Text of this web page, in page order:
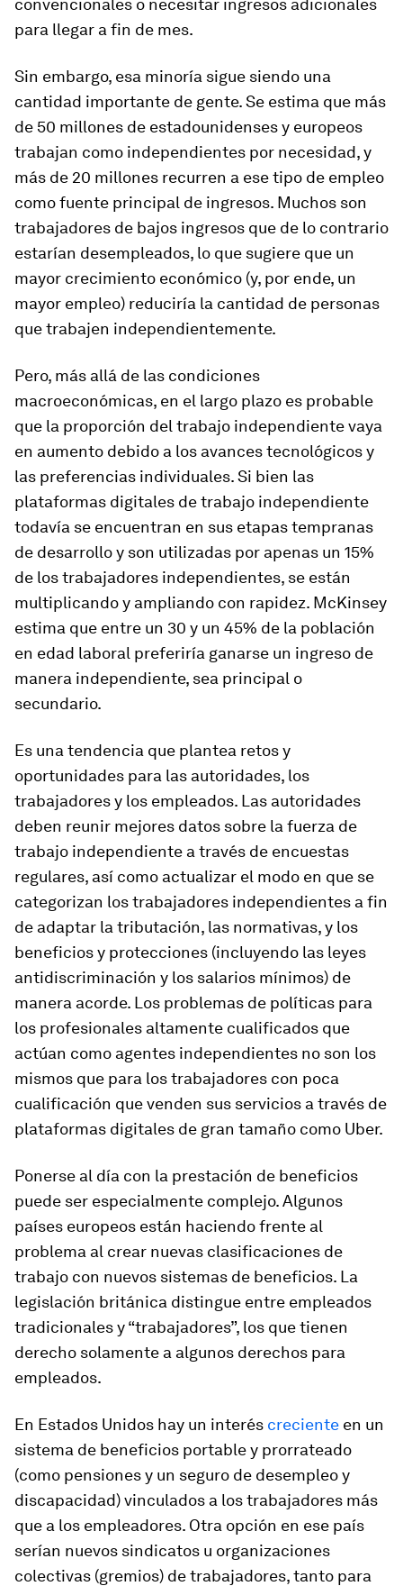
convencionales o necesitar ingresos adicionales
para llegar a fin de mes.
Sin embargo, esa minoría sigue siendo una
cantidad importante de gente. Se estima que más
de 50 millones de estadounidenses y europeos
trabajan como independientes por necesidad, y
más de 20 millones recurren a ese tipo de empleo
como fuente principal de ingresos. Muchos son
trabajadores de bajos ingresos que de lo contrario
estarían desempleados, lo que sugiere que un
mayor crecimiento económico (y, por ende, un
mayor empleo) reduciría la cantidad de personas
que trabajen independientemente.
Pero, más allá de las condiciones
macroeconómicas, en el largo plazo es probable
que la proporción del trabajo independiente vaya
en aumento debido a los avances tecnológicos y
las preferencias individuales. Si bien las
plataformas digitales de trabajo independiente
todavía se encuentran en sus etapas tempranas
de desarrollo y son utilizadas por apenas un 15%
de los trabajadores independientes, se están
multiplicando y ampliando con rapidez. McKinsey
estima que entre un 30 y un 45% de la población
en edad laboral preferiría ganarse un ingreso de
manera independiente, sea principal o
secundario.
Es una tendencia que plantea retos y
oportunidades para las autoridades, los
trabajadores y los empleados. Las autoridades
deben reunir mejores datos sobre la fuerza de
trabajo independiente a través de encuestas
regulares, así como actualizar el modo en que se
categorizan los trabajadores independientes a fin
de adaptar la tributación, las normativas, y los
beneficios y protecciones (incluyendo las leyes
antidiscriminación y los salarios mínimos) de
manera acorde. Los problemas de políticas para
los profesionales altamente cualificados que
actúan como agentes independientes no son los
mismos que para los trabajadores con poca
cualificación que venden sus servicios a través de
plataformas digitales de gran tamaño como Uber.
Ponerse al día con la prestación de beneficios
puede ser especialmente complejo. Algunos
países europeos están haciendo frente al
problema al crear nuevas clasificaciones de
trabajo con nuevos sistemas de beneficios. La
legislación británica distingue entre empleados
tradicionales y “trabajadores”, los que tienen
derecho solamente a algunos derechos para
empleados.
En Estados Unidos hay un interés creciente en un
sistema de beneficios portable y prorrateado
(como pensiones y un seguro de desempleo y
discapacidad) vinculados a los trabajadores más
que a los empleadores. Otra opción en ese país
serían nuevos sindicatos u organizaciones
colectivas (gremios) de trabajadores, tanto para